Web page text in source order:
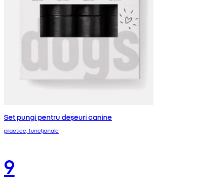
Set pungi pentru deșeuri canine
practice, funcționale
9